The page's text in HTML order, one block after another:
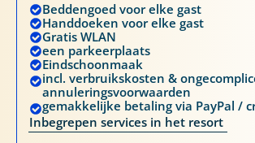
Beddengoed voor elke gast
Handdoeken voor elke gast
Gratis WLAN
een parkeerplaats
Eindschoonmaak
incl. verbruikskosten &
annuleringsvoorwaarden
gemakkelijke betaling via PayPal /
Inbegrepen services in het resort